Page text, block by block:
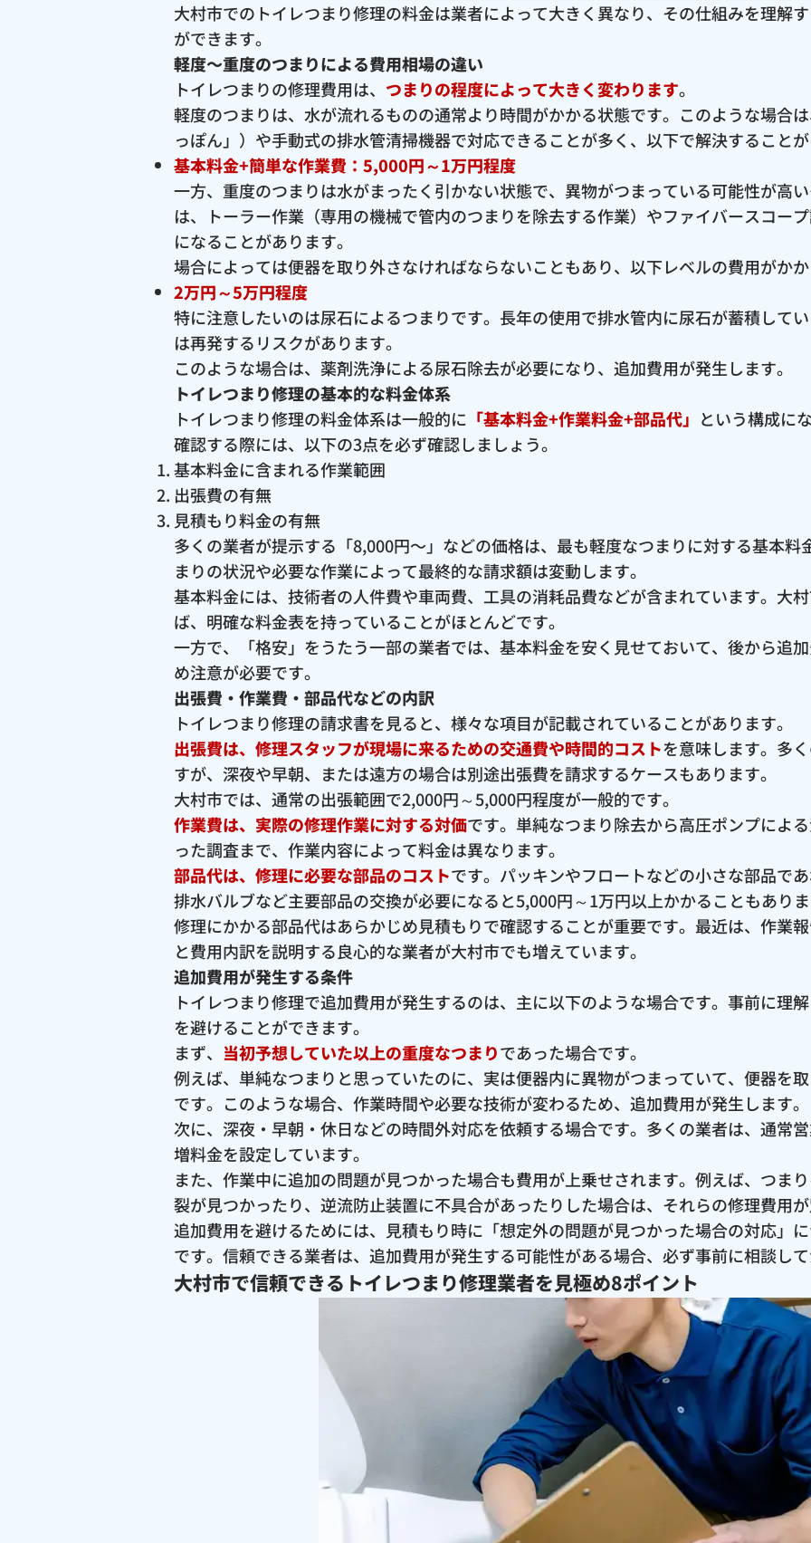
大村市でのトイレつまり修理の料金は業者によって大きく異なり、その仕組みを理解
ができます。
軽度〜重度のつまりによる費用相場の違い
トイレつまりの修理費用は、 つまりの程度によって大きく変わります。
軽度のつまりは、水が流れるものの通常より時間がかかる状態です。このような場合
っぽん」）や手動式の排水管清掃機器で対応できることが多く、以下で解決すること
基本料金+簡単な作業費：5,000円～1万円程度
一方、重度のつまりは水がまったく引かない状態で、異物がつまっている可能性が高
は、トーラー作業（専用の機械で管内のつまりを除去する作業）やファイバースコー
になることがあります。
場合によっては便器を取り外さなければならないこともあり、以下レベルの費用がか
2万円～5万円程度
特に注意したいのは尿石によるつまりです。長年の使用で排水管内に尿石が蓄積して
は再発するリスクがあります。
このような場合は、薬剤洗浄による尿石除去が必要になり、追加費用が発生します。
トイレつまり修理の基本的な料金体系
トイレつまり修理の料金体系は一般的に 「基本料金+作業料金+部品代」 という構成に
確認する際には、以下の3点を必ず確認しましょう。
基本料金に含まれる作業範囲
出張費の有無
見積もり料金の有無
多くの業者が提示する「8,000円〜」などの価格は、最も軽度なつまりに対する基本料
まりの状況や必要な作業によって最終的な請求額は変動します。
基本料金には、技術者の人件費や車両費、工具の消耗品費などが含まれています。大
ば、明確な料金表を持っていることがほとんどです。
一方で、「格安」をうたう一部の業者では、基本料金を安く見せておいて、後から追
め注意が必要です。
出張費・作業費・部品代などの内訳
トイレつまり修理の請求書を見ると、様々な項目が記載されていることがあります。
出張費は、修理スタッフが現場に来るための交通費や時間的コストを意味します。多
すが、深夜や早朝、または遠方の場合は別途出張費を請求するケースもあります。
大村市では、通常の出張範囲で2,000円～5,000円程度が一般的です。
作業費は、実際の修理作業に対する対価です。単純なつまり除去から高圧ポンプによ
った調査まで、作業内容によって料金は異なります。
部品代は、修理に必要な部品のコストです。パッキンやフロートなどの小さな部品で
排水バルブなど主要部品の交換が必要になると5,000円～1万円以上かかることもあり
修理にかかる部品代はあらかじめ見積もりで確認することが重要です。最近は、作業
と費用内訳を説明する良心的な業者が大村市でも増えています。
追加費用が発生する条件
トイレつまり修理で追加費用が発生するのは、主に以下のような場合です。事前に理
を避けることができます。
まず、 当初予想していた以上の重度なつまりであった場合です。
例えば、単純なつまりと思っていたのに、実は便器内に異物がつまっていて、便器を
です。このような場合、作業時間や必要な技術が変わるため、追加費用が発生します。
次に、深夜・早朝・休日などの時間外対応を依頼する場合です。多くの業者は、通常
増料金を設定しています。
また、作業中に追加の問題が見つかった場合も費用が上乗せされます。例えば、つま
裂が見つかったり、逆流防止装置に不具合があったりした場合は、それらの修理費用
追加費用を避けるためには、見積もり時に「想定外の問題が見つかった場合の対応」
です。信頼できる業者は、追加費用が発生する可能性がある場合、必ず事前に相談し
大村市で信頼できるトイレつまり修理業者を見極め8ポイント